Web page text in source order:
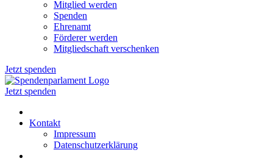
Mitglied werden
Spenden
Ehrenamt
Förderer werden
Mitgliedschaft verschenken
Jetzt spenden
Jetzt spenden
Kontakt
Impressum
Datenschutzerklärung